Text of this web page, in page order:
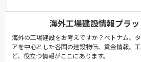
海外工場建設情報プラ
海外の工場建設をお考えですか？ベトナム、
アを中心とした各国の建設物価、賃金情報、
ど、役立つ情報がここにあります。